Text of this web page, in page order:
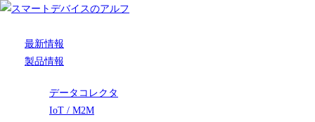
最新情報
製品情報
データコレクタ
IoT / M2M